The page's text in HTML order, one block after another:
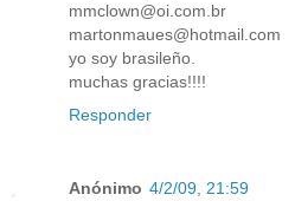
mmclown@oi.com.br
martonmaues@hotmail.com
yo soy brasileño.
muchas gracias!!!!
Responder
Anónimo 4/2/09, 21:59